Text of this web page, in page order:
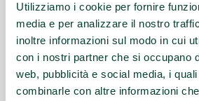
Utilizziamo i cookie per fornire
media e per analizzare il nostro
inoltre informazioni sul modo in cui
con i nostri partner che si occupano
web, pubblicità e social media, i
combinarle con altre informazioni
Questo contenuto si